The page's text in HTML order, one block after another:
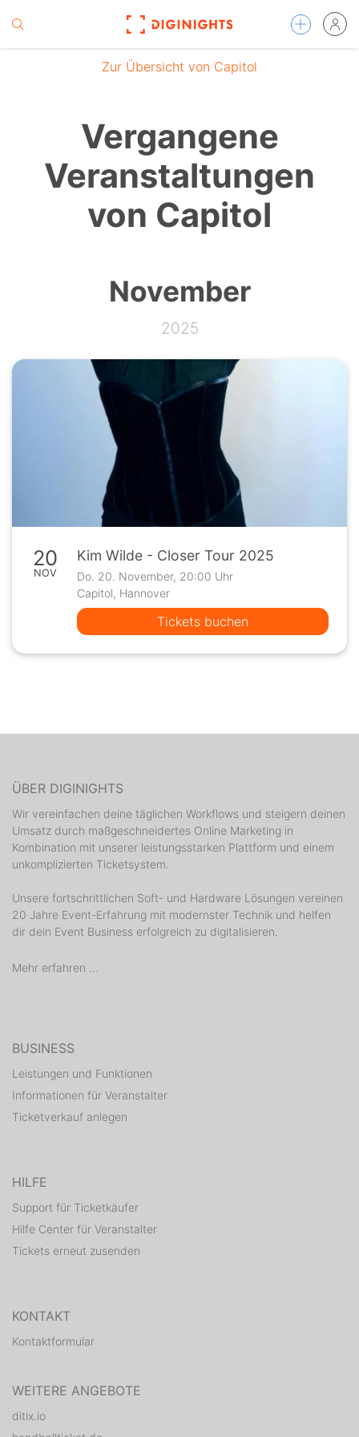
Zur Übersicht von Capitol
Vergangene
Veranstaltungen
von Capitol
November
2025
20
NOV
Kim Wilde - Closer Tour 2025
Do. 20. November, 20:00 Uhr
Capitol, Hannover
Tickets buchen
ÜBER DIGINIGHTS
Wir vereinfachen deine täglichen Workflows und steigern deinen
Umsatz durch maßgeschneidertes Online Marketing in
Kombination mit unserer leistungsstarken Plattform und einem
unkomplizierten Ticketsystem.
Unsere fortschrittlichen Soft- und Hardware Lösungen vereinen
20 Jahre Event-Erfahrung mit modernster Technik und helfen
dir dein Event Business erfolgreich zu digitalisieren.
Mehr erfahren ...
BUSINESS
Leistungen und Funktionen
Informationen für Veranstalter
Ticketverkauf anlegen
HILFE
Support für Ticketkäufer
Hilfe Center für Veranstalter
Tickets erneut zusenden
KONTAKT
Kontaktformular
WEITERE ANGEBOTE
ditix.io